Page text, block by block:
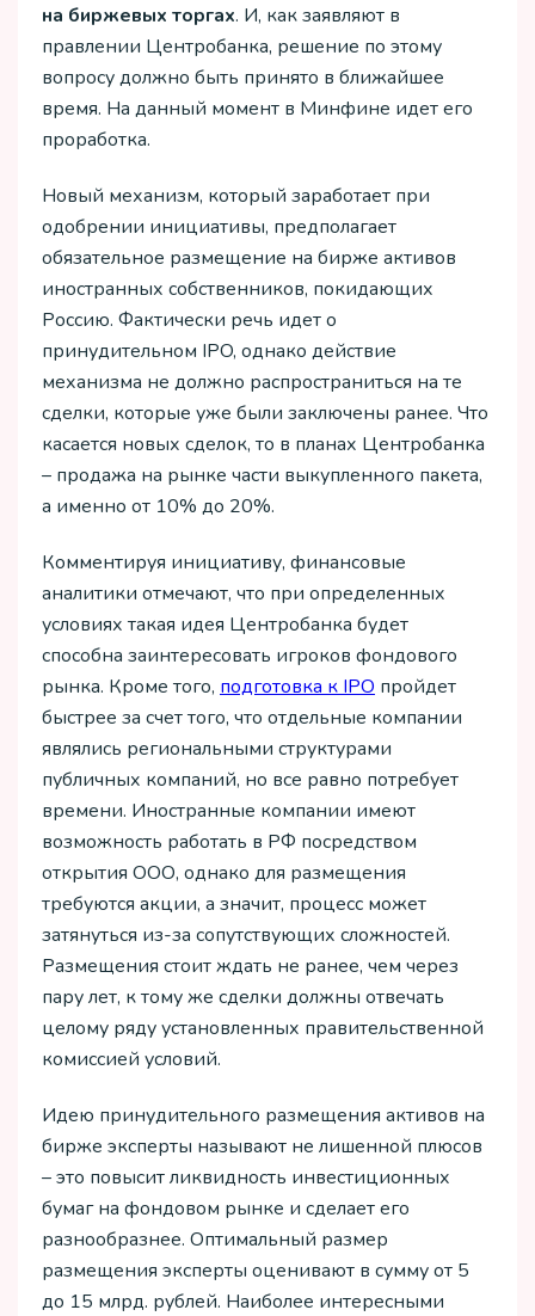
на биржевых торгах. И, как заявляют в
правлении Центробанка, решение по этому
вопросу должно быть принято в ближайшее
время. На данный момент в Минфине идет его
проработка.
Новый механизм, который заработает при
одобрении инициативы, предполагает
обязательное размещение на бирже активов
иностранных собственников, покидающих
Россию. Фактически речь идет о
принудительном IPO, однако действие
механизма не должно распространиться на те
сделки, которые уже были заключены ранее. Что
касается новых сделок, то в планах Центробанка
– продажа на рынке части выкупленного пакета,
а именно от 10% до 20%.
Комментируя инициативу, финансовые
аналитики отмечают, что при определенных
условиях такая идея Центробанка будет
способна заинтересовать игроков фондового
рынка. Кроме того, подготовка к IPO пройдет
быстрее за счет того, что отдельные компании
являлись региональными структурами
публичных компаний, но все равно потребует
времени. Иностранные компании имеют
возможность работать в РФ посредством
открытия ООО, однако для размещения
требуются акции, а значит, процесс может
затянуться из-за сопутствующих сложностей.
Размещения стоит ждать не ранее, чем через
пару лет, к тому же сделки должны отвечать
целому ряду установленных правительственной
комиссией условий.
Идею принудительного размещения активов на
бирже эксперты называют не лишенной плюсов
– это повысит ликвидность инвестиционных
бумаг на фондовом рынке и сделает его
разнообразнее. Оптимальный размер
размещения эксперты оценивают в сумму от 5
до 15 млрд. рублей. Наиболее интересными